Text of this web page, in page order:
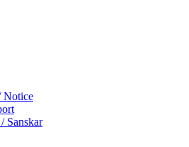
Notice
Sanskar